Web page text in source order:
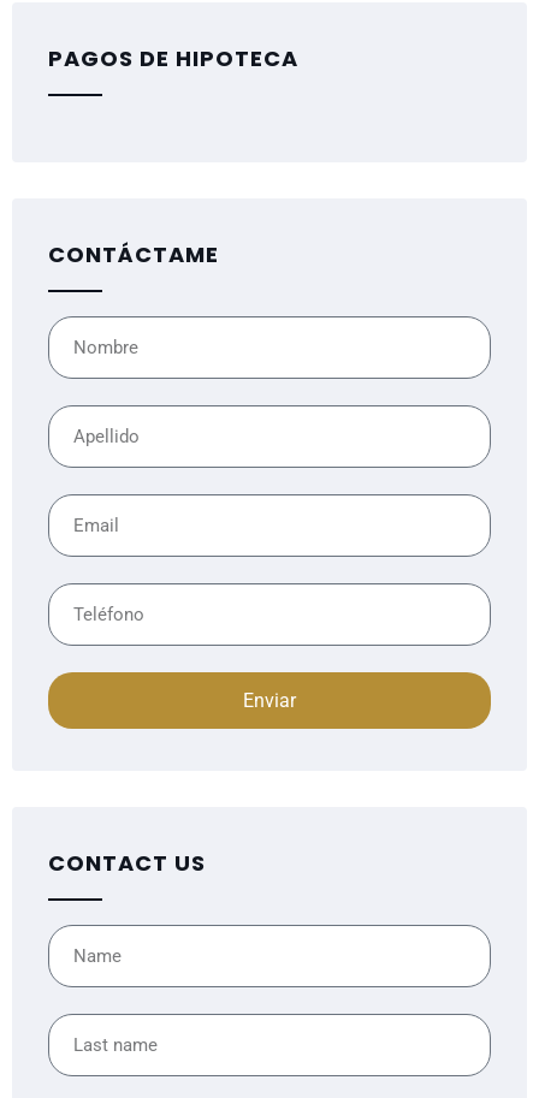
PAGOS DE HIPOTECA
CONTÁCTAME
Enviar
CONTACT US